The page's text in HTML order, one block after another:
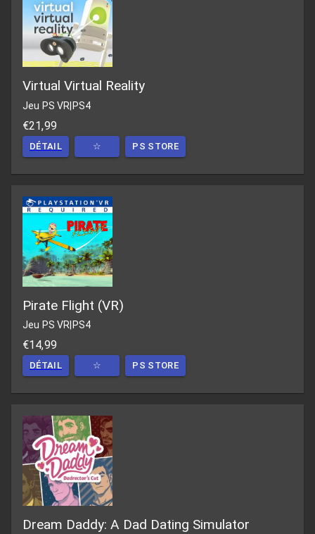
Virtual Virtual Reality
Jeu PS VR PS4
€21,99
DÉTAIL ☆ PS STORE
Pirate Flight (VR)
Jeu PS VR PS4
€14,99
DÉTAIL ☆ PS STORE
Dream Daddy: A Dad Dating Simulator